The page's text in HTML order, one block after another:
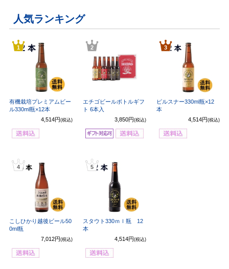
人気ランキング
1
有機栽培プレミアムビー
ル330ml瓶×12本
4,514円 (税込)
2
エチゴビールボトルギフ
ト 6本入
3,850円 (税込)
3
ピルスナー330ml瓶×12
本
4,514円(税込)
4
こしひかり越後ビール50
0ml瓶
7,012円 (税込)
5
スタウト330ｍｌ瓶 12
本
4,514円 (税込)